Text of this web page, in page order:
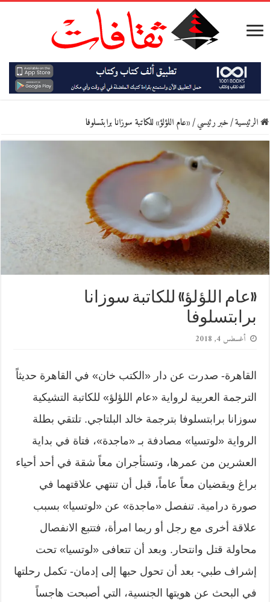
الرئيسية/خبر رئيسي/«عام اللؤلؤ» للكاتبة سوزانا برابتسلوفا
«عام اللؤلؤ» للكاتبة سوزانا
برابتسلوفا
أغسطس 4, 2018
القاهرة- صدرت عن دار «الكتب خان» في القاهرة حديثاً
الترجمة العربية لرواية «عام اللؤلؤ» للكاتبة التشيكية
سوزانا برابتسلوفا بترجمة خالد البلتاجي. تلتقي بطلة
الرواية «لوتسيا» مصادفة بـ «ماجدة»، فتاة في بداية
العشرين من عمرها، وتستأجران معاً شقة في أحد أحياء
براغ ويقضيان معاً عاماً، قبل أن تنتهي علاقتهما في
صورة درامية. تنفصل «ماجدة» عن «لوتسيا» بسبب
علاقة أخرى مع رجل أو ربما امرأة، فتتبع الانفصال
محاولة قتل وانتحار. وبعد أن تتعافى «لوتسيا» تحت
إشراف طبي- بعد أن تحول حبها إلى إدمان- تكمل رحلتها
في البحث عن هويتها الجنسية، التي أصبحت هاجساً